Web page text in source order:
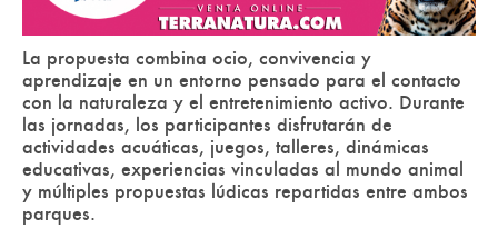
La propuesta combina ocio, convivencia y
aprendizaje en un entorno pensado para el contacto
con la naturaleza y el entretenimiento activo. Durante
las jornadas, los participantes disfrutarán de
actividades acuáticas, juegos, talleres, dinámicas
educativas, experiencias vinculadas al mundo animal
y múltiples propuestas lúdicas repartidas entre ambos
parques.